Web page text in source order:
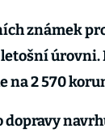
známek
úrovni.
na 2 570